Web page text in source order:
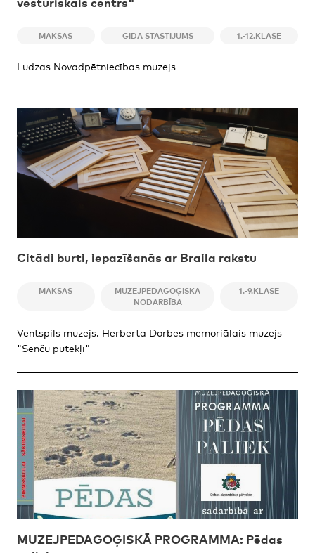
MAKSAS GIDA STĀSTĪJUMS 1.-12.KLASE
Ludzas Novadpētniecības muzejs
Citādi burti, iepazīšanās ar Braila rakstu
MAKSAS
MUZEJPEDAGOĢISKA
NODARBĪBA
1.-9.KLASE
Ventspils muzejs. Herberta Dorbes memoriālais muzejs
"Senču putekļi"
MUZEJPEDAGOĢISKĀ PROGRAMMA: Pēdas